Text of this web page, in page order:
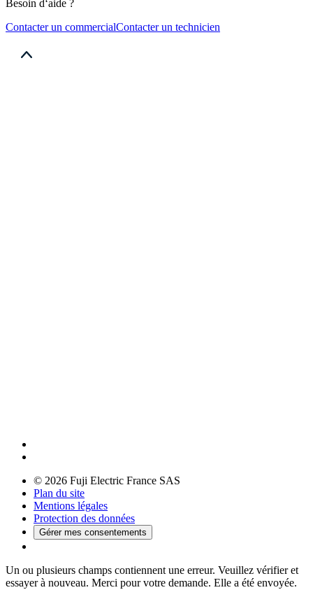
Besoin d‘aide ?
Contacter un commercialContacter un technicien
© 2026 Fuji Electric France SAS
Plan du site
Mentions légales
Protection des données
Gérer mes consentements
Un ou plusieurs champs contiennent une erreur. Veuillez vérifier et
essayer à nouveau. Merci pour votre demande. Elle a été envoyée.